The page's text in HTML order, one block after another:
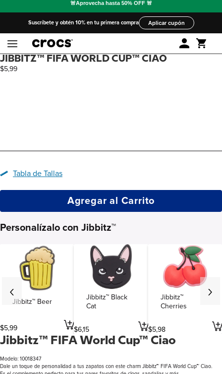
Suscríbete y obtén 10% en tu primera compra Aplicar cupón
JIBBITZ™ FIFA WORLD CUP™ CIAO
$5,99
Tabla de Tallas
Agregar al Carrito
Personalízalo con Jibbitz™
Jibbitz™ Beer
$5,99
Jibbitz™ Black
Cat
$6,15
Jibbitz™
Cherries
$5,98
Jibbitz™ FIFA World Cup™ Ciao
Modelo: 10018347
Dale un toque de personalidad a tus zapatos con este charm Jibbitz™ FIFA World Cup™ Ciao.